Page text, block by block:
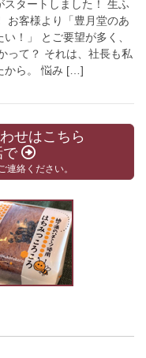
スタートしました！ 生ふ
お客様より「豊月堂のあ
！」 とご要望が多く、
って？ それは、社長も私
から。 悩み […]
せはこちら
で
連絡ください。